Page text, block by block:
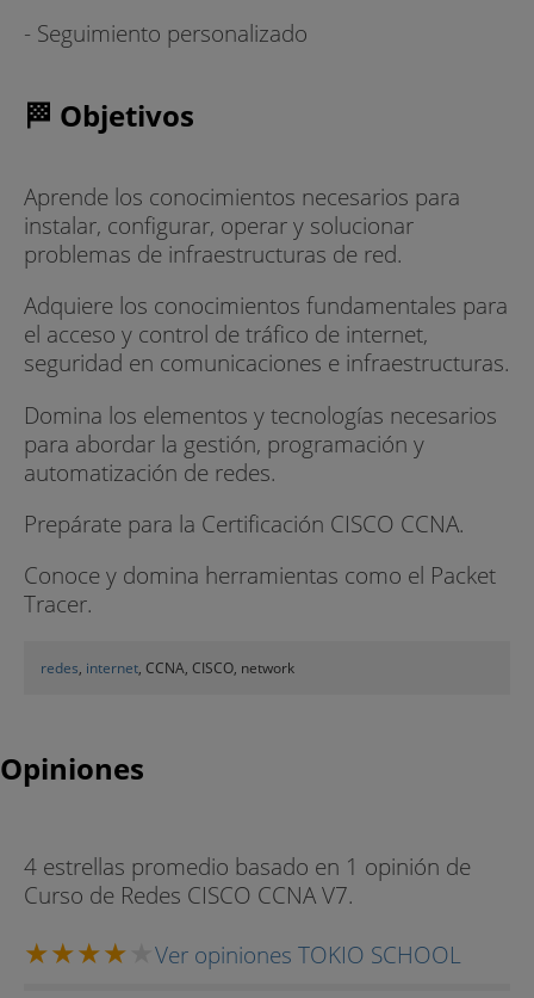
- Seguimiento personalizado
🏁 Objetivos
Aprende los conocimientos necesarios para
instalar, configurar, operar y solucionar
problemas de infraestructuras de red.
Adquiere los conocimientos fundamentales para
el acceso y control de tráfico de internet,
seguridad en comunicaciones e infraestructuras.
Domina los elementos y tecnologías necesarios
para abordar la gestión, programación y
automatización de redes.
Prepárate para la Certificación CISCO CCNA.
Conoce y domina herramientas como el Packet
Tracer.
redes, internet, CCNA, CISCO, network
Opiniones
4 estrellas promedio basado en 1 opinión de
Curso de Redes CISCO CCNA V7.
Ver opiniones TOKIO SCHOOL